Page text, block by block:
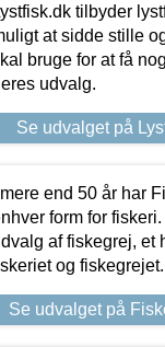
tilbyder
at sidde stille
bruge for at få
udvalg.
Se udvalget på
I mere end 50 år har
form for
af fiskegrej, et
og
Se udvalget på